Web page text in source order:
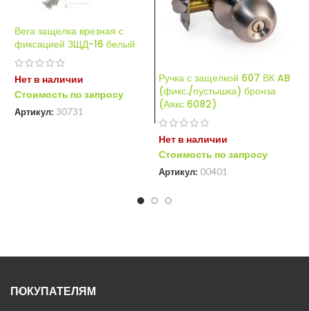
Вега защелка врезная с
фиксацией ЗЩД-16 белый
Нет в наличии
Стоимость по запросу
Артикул: 30731
Ручка с защелкой 607 ВК AB
(фикс./пустышка) бронза
(Аякс 6082)
Нет в наличии
Стоимость по запросу
Артикул: 00401
ПОКУПАТЕЛЯМ